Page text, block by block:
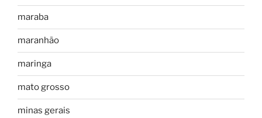
maraba
maranhão
maringa
mato grosso
minas gerais